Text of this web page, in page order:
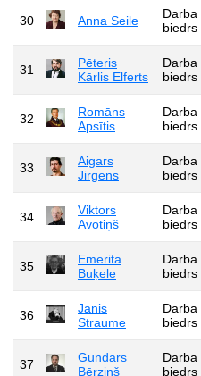
30 Anna Seile
Darba
biedrs
31
Pēteris
Kārlis Elferts
Darba
biedrs
32
Romāns
Apsītis
Darba
biedrs
33
Aigars
Jirgens
Darba
biedrs
34
Viktors
Avotiņš
Darba
biedrs
35
Emerita
Buķele
Darba
biedrs
36
Jānis
Straume
Darba
biedrs
37
Gundars
Bērziņš
Darba
biedrs